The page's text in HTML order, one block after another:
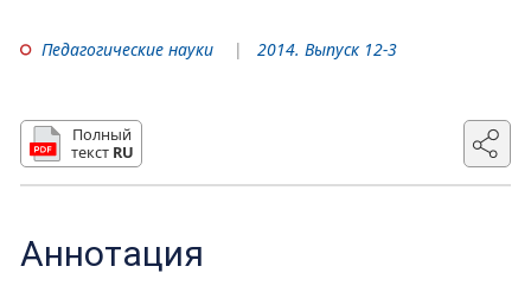
Педагогические науки 2014. Выпуск 12-3
Полный
текст RU
Аннотация